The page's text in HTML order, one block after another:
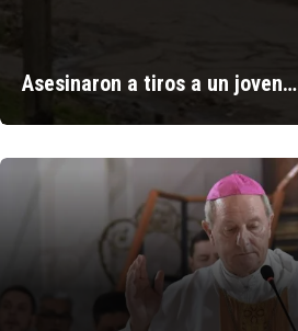
Asesinaron a tiros a un joven…